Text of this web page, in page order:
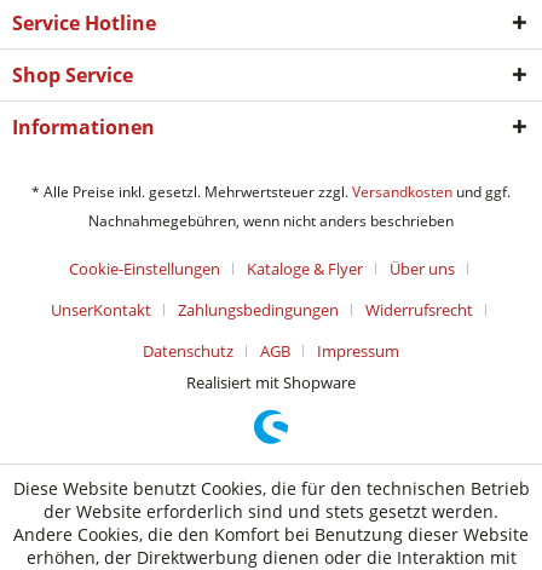
Service Hotline
Shop Service
Informationen
* Alle Preise inkl. gesetzl. Mehrwertsteuer zzgl.Versandkosten und ggf.
Nachnahmegebühren, wenn nicht anders beschrieben
Cookie-Einstellungen Kataloge & Flyer
Über uns
UnserKontakt
Zahlungsbedingungen
Widerrufsrecht
Datenschutz
AGB
Impressum
Realisiert mit Shopware
Diese Website benutzt Cookies, die für den technischen Betrieb
der Website erforderlich sind und stets gesetzt werden.
Andere Cookies, die den Komfort bei Benutzung dieser Website
erhöhen, der Direktwerbung dienen oder die Interaktion mit